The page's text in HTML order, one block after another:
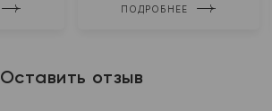
ПОДРОБНЕЕ
Оставить отзыв